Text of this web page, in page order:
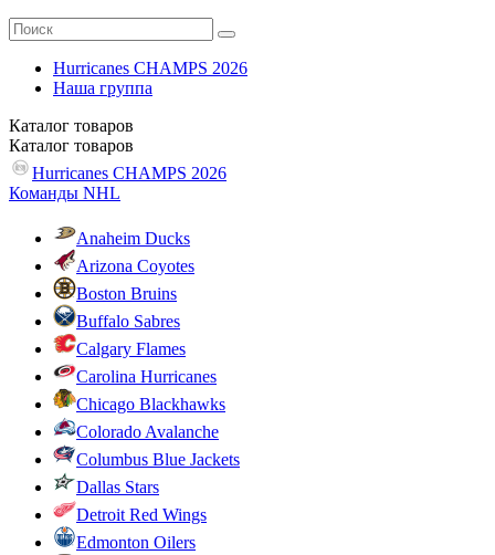
Hurricanes CHAMPS 2026
Наша группа
Каталог товаров
Каталог товаров
Hurricanes CHAMPS 2026
Команды NHL
Anaheim Ducks
Arizona Coyotes
Boston Bruins
Buffalo Sabres
Calgary Flames
Carolina Hurricanes
Chicago Blackhawks
Colorado Avalanche
Columbus Blue Jackets
Dallas Stars
Detroit Red Wings
Edmonton Oilers